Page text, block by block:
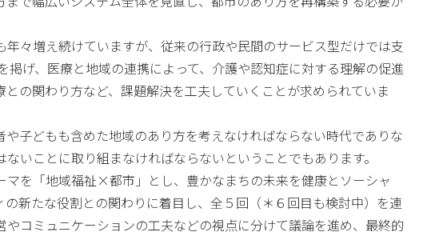
々増え続けていますが、従来の行政や民間のサービス型だけでは支
げ、医療と地域の連携によって、介護や認知症に対する理解の促進
の関わり方など、課題解決を工夫していくことが求められていま
子どもも含めた地域のあり方を考えなければならない時代でありな
いことに取り組まなければならないということでもあります。
を「地域福祉×都市」とし、豊かなまちの未来を健康とソーシャ
新たな役割との関わりに着目し、全５回（＊６回目も検討中）を連
コミュニケーションの工夫などの視点に分けて議論を進め、最終的